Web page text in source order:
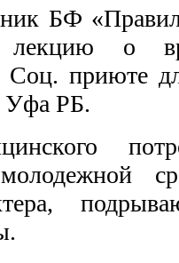
БФ
лекцию о
приюте
Уфа РБ.